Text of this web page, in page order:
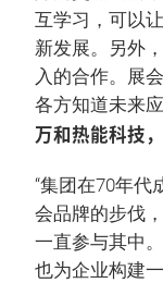
互学习，可以
新发展。另外
入的合作。展
各方知道未来
万和热能科技
“集团在70年代
会品牌的步伐
一直参与其中
也为企业构建